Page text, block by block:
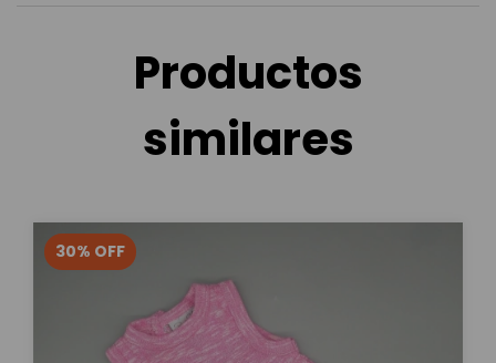
Productos
similares
30% OFF